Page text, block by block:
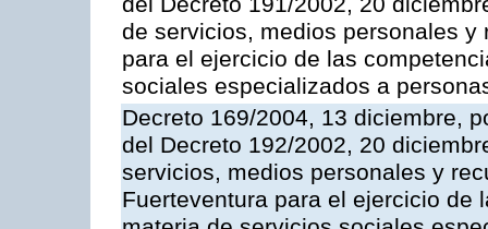
de servicios, medios personales
para el ejercicio de las
sociales especializados a
Decreto 169/2004, 13 diciembre,
del Decreto 192/2002, 20
servicios, medios personales y
Fuerteventura para el ejercicio de